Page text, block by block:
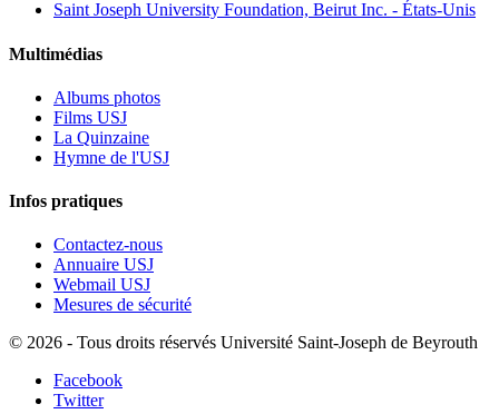
Saint Joseph University Foundation, Beirut Inc. - États-Unis
Multimédias
Albums photos
Films USJ
La Quinzaine
Hymne de l'USJ
Infos pratiques
Contactez-nous
Annuaire USJ
Webmail USJ
Mesures de sécurité
© 2026 - Tous droits réservés Université Saint-Joseph de Beyrouth
Facebook
Twitter